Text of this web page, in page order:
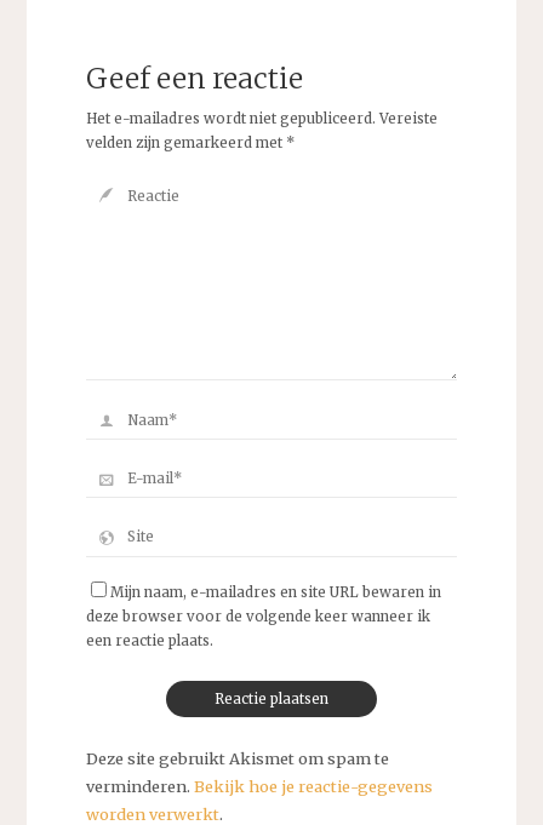
Geef een reactie
Het e-mailadres wordt niet gepubliceerd. Vereiste
velden zijn gemarkeerd met *
Mijn naam, e-mailadres en site URL bewaren in
deze browser voor de volgende keer wanneer ik
een reactie plaats.
Deze site gebruikt Akismet om spam te
verminderen. Bekijk hoe je reactie-gegevens
worden verwerkt.